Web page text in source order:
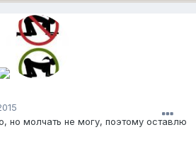
но молчать не могу, поэтому оставлю